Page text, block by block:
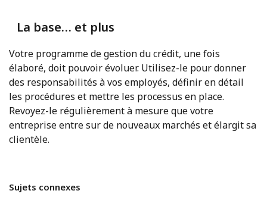
La base… et plus
Votre programme de gestion du crédit, une fois
élaboré, doit pouvoir évoluer. Utilisez-le pour donner
des responsabilités à vos employés, définir en détail
les procédures et mettre les processus en place.
Revoyez-le régulièrement à mesure que votre
entreprise entre sur de nouveaux marchés et élargit sa
clientèle.
Sujets connexes